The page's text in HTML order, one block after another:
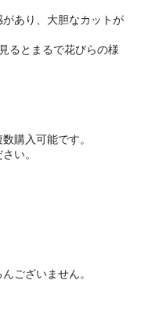
あり、大胆なカットが
るとまるで花びらの様
購入可能です。
い。
ございません。